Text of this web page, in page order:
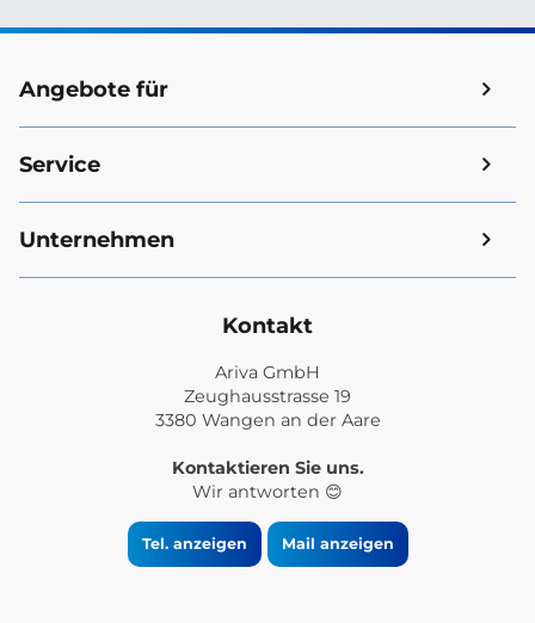
Angebote für
Service
Unternehmen
Kontakt
Ariva GmbH
Zeughausstrasse 19
3380 Wangen an der Aare
Kontaktieren Sie uns.
Wir antworten 😊
Tel. anzeigen Mail anzeigen